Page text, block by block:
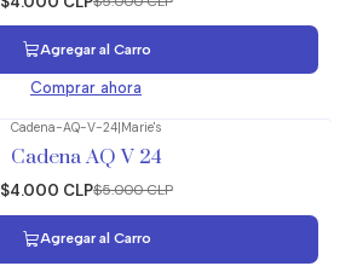
Agregar al Carro
Comprar ahora
Cadena-AQ-V-24|Marie's
Cadena AQ V 24
$4.000 CLP$5.000 CLP
Agregar al Carro